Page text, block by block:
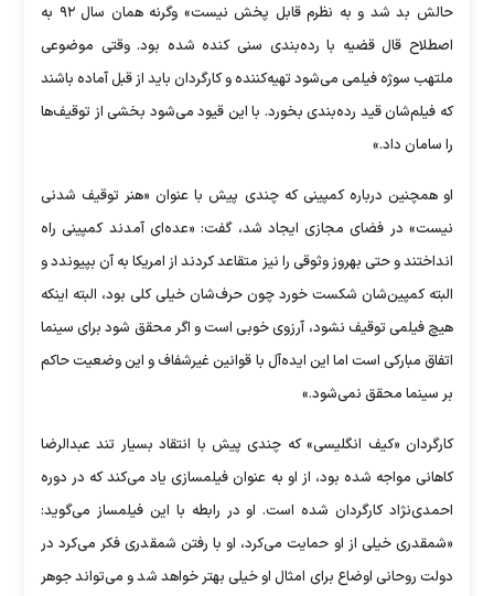
حالش بد شد و به نظرم قابل پخش نیست» وگرنه همان سال ۹۲ به
اصطلاح قال قضیه با رده‌بندی سنی کنده شده بود. وقتی موضوعی
ملتهب سوژه فیلمی می‌شود تهیه‌کننده و کارگردان باید از قبل آماده باشند
که فیلم‌شان قید رده‌بندی بخورد. با این قیود می‌شود بخشی از توقیف‌ها
را سامان داد.»
او همچنین درباره کمپینی که چندی پیش با عنوان «هنر توقیف شدنی
نیست» در فضای مجازی ایجاد شد، گفت: «عده‌ای آمدند کمپینی راه
انداختند و حتی بهروز وثوقی را نیز متقاعد کردند از امریکا به آن بپیوندد و
البته کمپین‌شان شکست خورد چون حرف‌شان خیلی کلی بود، البته اینکه
هیچ فیلمی توقیف نشود، آرزوی خوبی است و اگر محقق شود برای سینما
اتفاق مبارکی است اما این ایده‌آل با قوانین غیرشفاف و این وضعیت حاکم
بر سینما محقق نمی‌شود.»
کارگردان «کیف انگلیسی» که چندی پیش با انتقاد بسیار تند عبدالرضا
کاهانی مواجه شده بود، از او به عنوان فیلمسازی یاد می‌کند که در دوره
احمدی‌نژاد کارگردان شده است. او در رابطه با این فیلمساز می‌گوید:
«شمقدری خیلی از او حمایت می‌کرد، او با رفتن شمقدری فکر می‌کرد در
دولت روحانی اوضاع برای امثال او خیلی بهتر خواهد شد و می‌تواند جوهر